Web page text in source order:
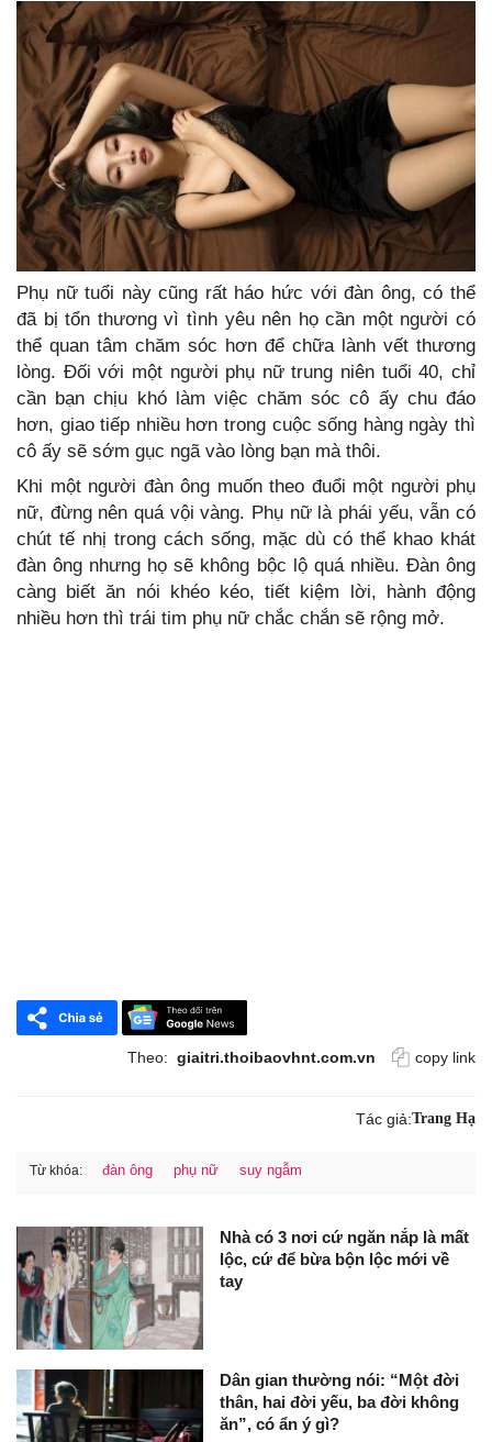
Phụ nữ tuổi này cũng rất háo hức với đàn ông, có thể
đã bị tổn thương vì tình yêu nên họ cần một người có
thể quan tâm chăm sóc hơn để chữa lành vết thương
lòng. Đối với một người phụ nữ trung niên tuổi 40, chỉ
cần bạn chịu khó làm việc chăm sóc cô ấy chu đáo
hơn, giao tiếp nhiều hơn trong cuộc sống hàng ngày thì
cô ấy sẽ sớm gục ngã vào lòng bạn mà thôi.
Khi một người đàn ông muốn theo đuổi một người phụ
nữ, đừng nên quá vội vàng. Phụ nữ là phái yếu, vẫn có
chút tế nhị trong cách sống, mặc dù có thể khao khát
đàn ông nhưng họ sẽ không bộc lộ quá nhiều. Đàn ông
càng biết ăn nói khéo kéo, tiết kiệm lời, hành động
nhiều hơn thì trái tim phụ nữ chắc chắn sẽ rộng mở.
Theo: giaitri.thoibaovhnt.com.vn copy link
Tác giả:Trang Hạ
Từ khóa: đàn ông phụ nữ suy ngẫm
Nhà có 3 nơi cứ ngăn nắp là mất
lộc, cứ để bừa bộn lộc mới về
tay
Dân gian thường nói: “Một đời
thân, hai đời yếu, ba đời không
ăn”, có ẩn ý gì?